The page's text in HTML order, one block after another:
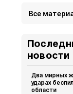
Все
новости
Два мирных
ударах
области